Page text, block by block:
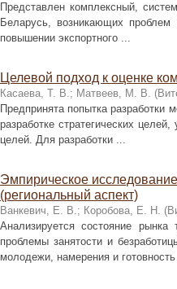
Представлен комплексный,
Беларусь, возникающих проблем
повышении экспортного ...
Целевой подход к оценке
Касаева, Т. В.; Матвеев, М. В. (
Предпринята попытка разработки
разработке стратегических
целей. Для разработки ...
Эмпирическое
(региональный аспект)
Ванкевич, Е. В.; Коробова, Е. Н. (
Анализируется состояние
проблемы занятости и
молодежи, намерения и